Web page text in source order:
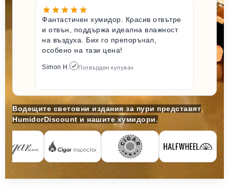
Фантастичен хумидор. Красив отвътре
и отвън, поддържа идеална влажност
на въздуха. Бих го препоръчал,
особено на тази цена!
Simon H. Потвърден купувач
Водещите световни издания за пури представят
HumidorDiscount и нашите хумидори.